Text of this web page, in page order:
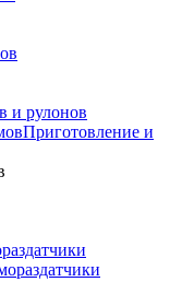
и рулонов
Приготовление и